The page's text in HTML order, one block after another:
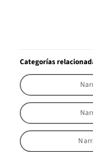
Categorías